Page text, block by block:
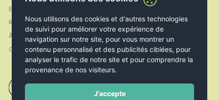
Nous utilisons des cookies et d'autres technologies
de suivi pour améliorer votre expérience de
navigation sur notre site, pour vous montrer un
contenu personnalisé et des publicités ciblées, pour
analyser le trafic de notre site et pour comprendre la
provenance de nos visiteurs.
J'accepte
Expédition & Livraison
Retours & Echanges
À propos de nous
Contact